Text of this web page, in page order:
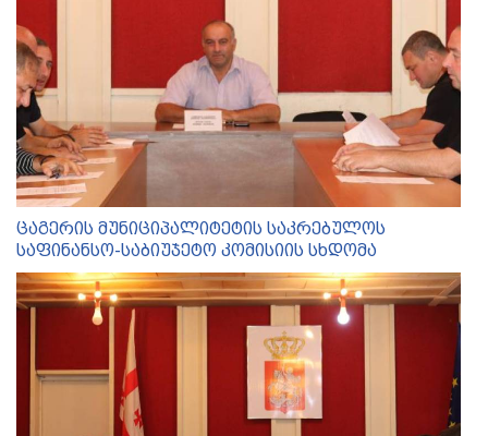
ცაგერის მუნიციპალიტეტის საკრებულოს
საფინანსო-საბიუჯეტო კომისიის სხდომა